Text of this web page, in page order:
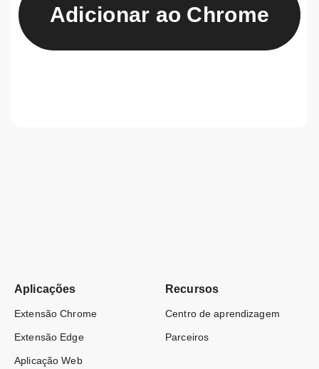
Adicionar ao Chrome
Aplicações
Extensão Chrome
Extensão Edge
Aplicação Web
Recursos
Centro de aprendizagem
Parceiros